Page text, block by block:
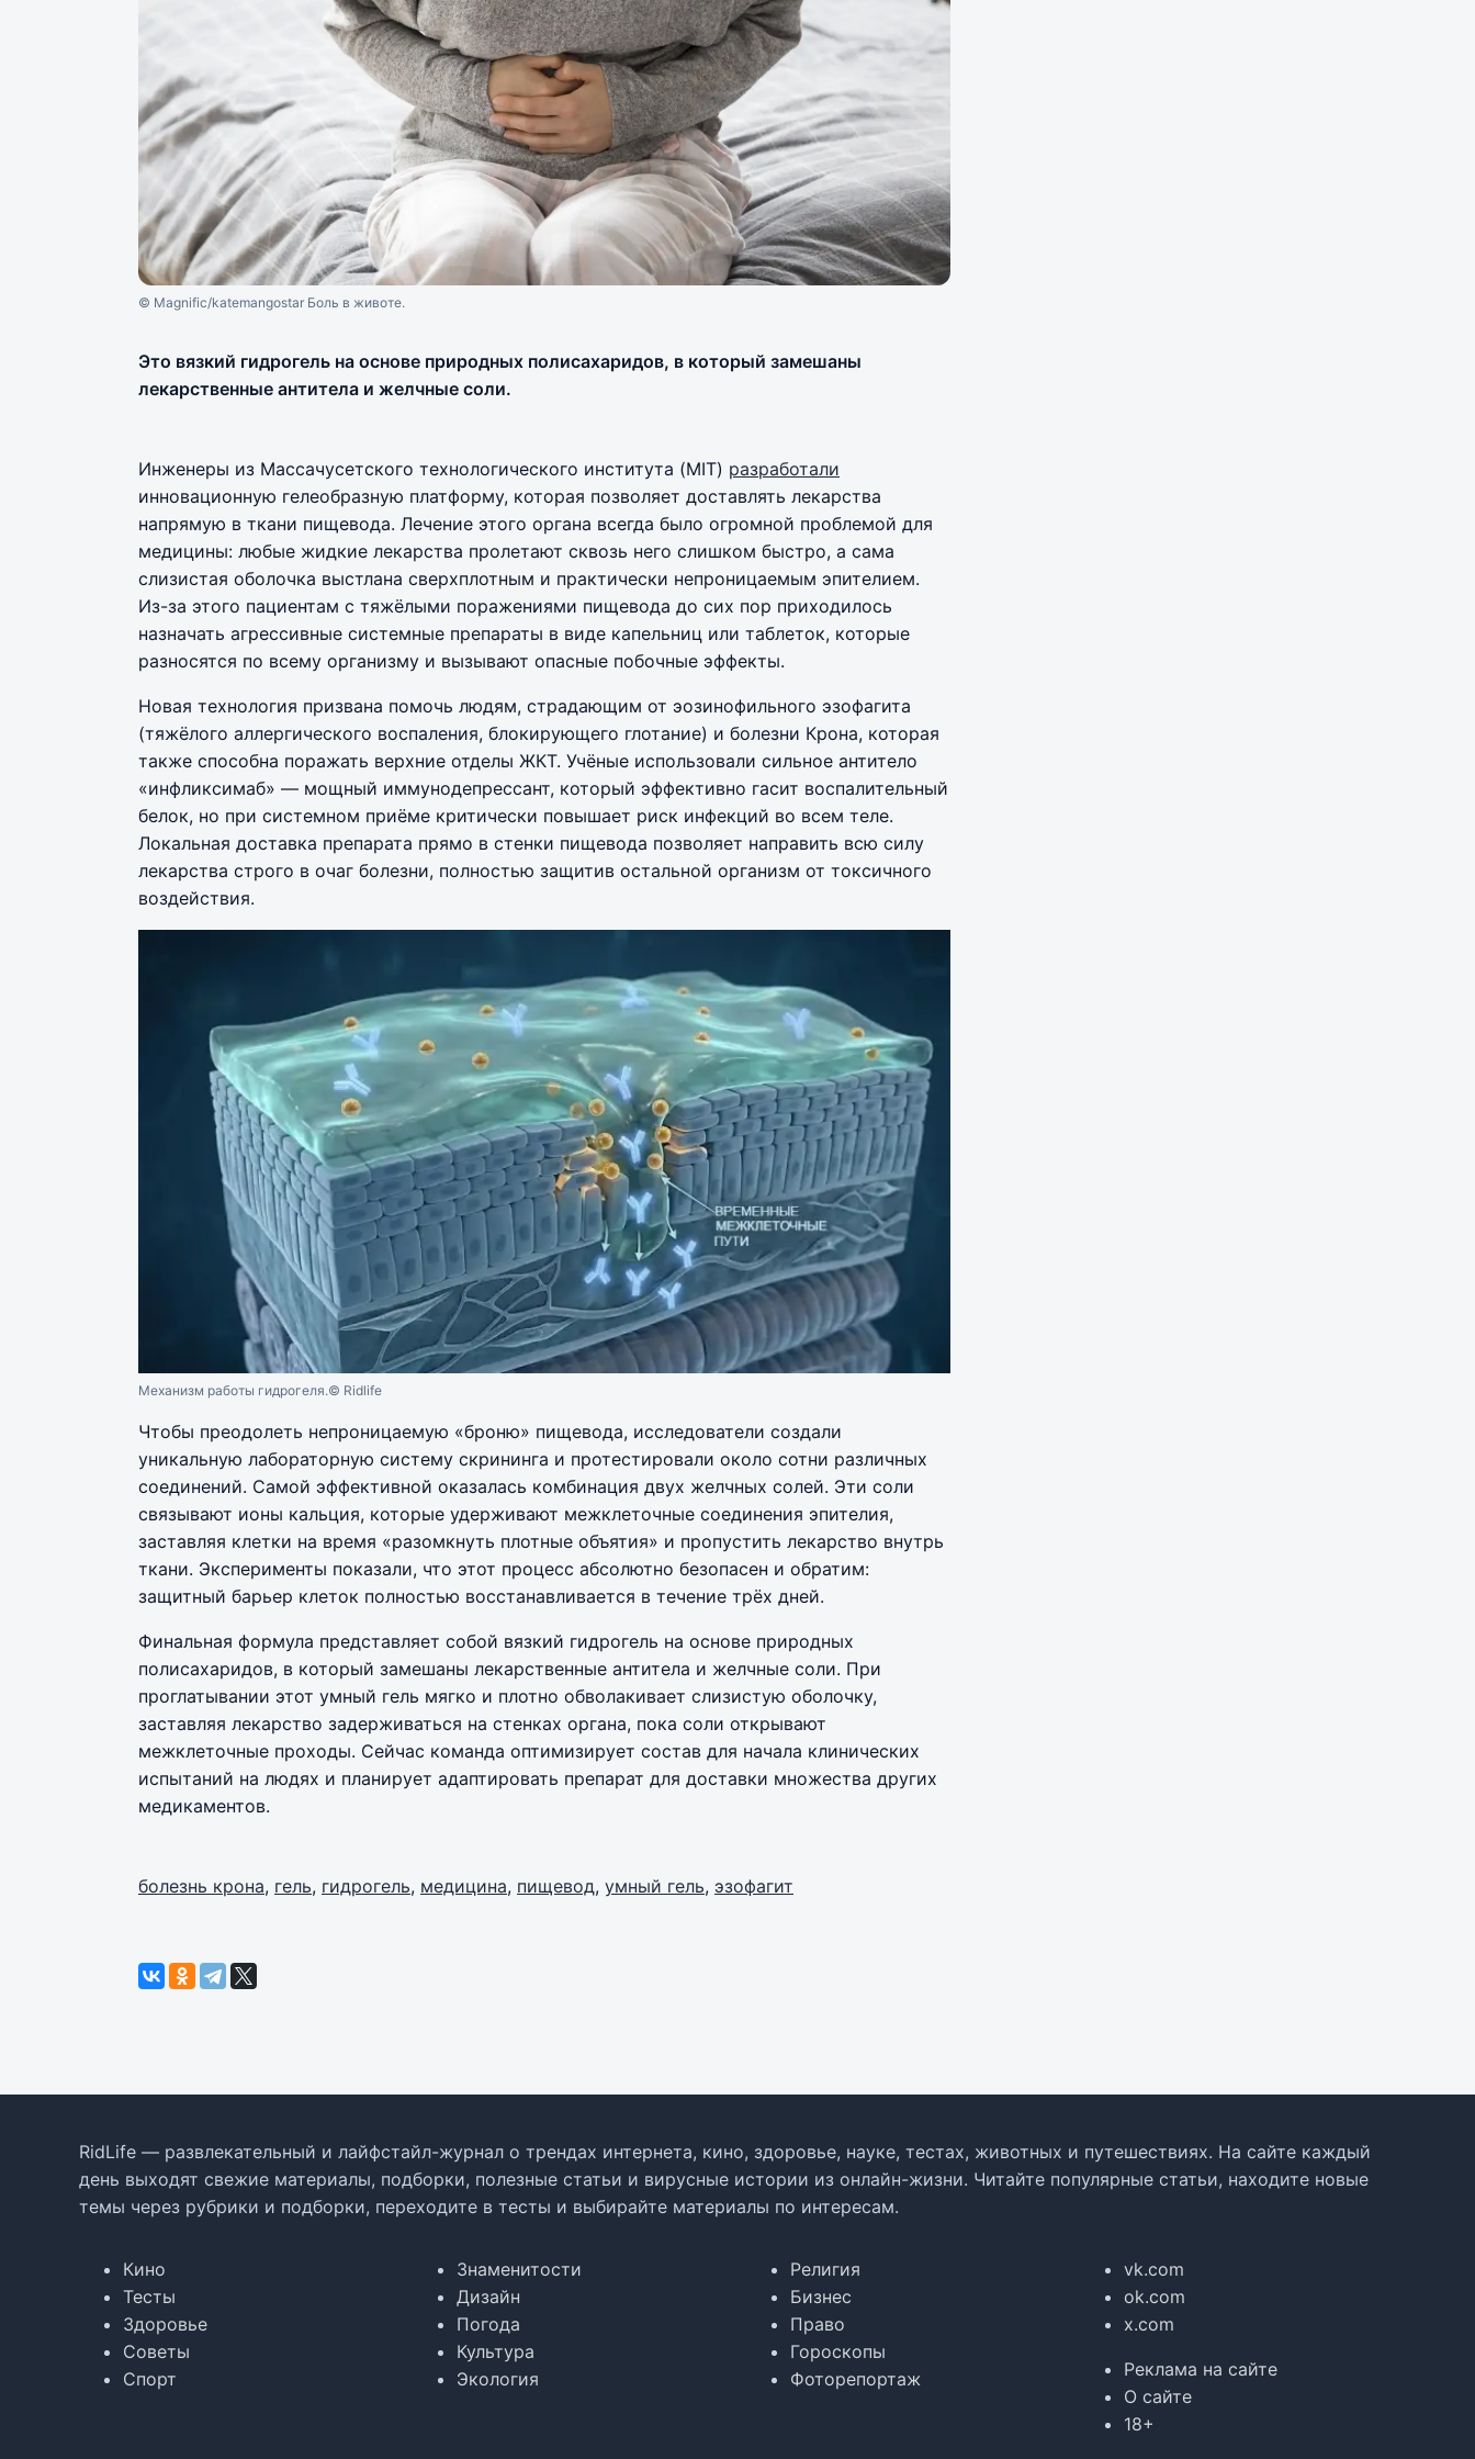
© Magnific/katemangostar Боль в животе.
Это вязкий гидрогель на основе природных полисахаридов, в который замешаны
лекарственные антитела и желчные соли.
Инженеры из Массачусетского технологического института (MIT) разработали
инновационную гелеобразную платформу, которая позволяет доставлять лекарства
напрямую в ткани пищевода. Лечение этого органа всегда было огромной проблемой для
медицины: любые жидкие лекарства пролетают сквозь него слишком быстро, а сама
слизистая оболочка выстлана сверхплотным и практически непроницаемым эпителием.
Из-за этого пациентам с тяжёлыми поражениями пищевода до сих пор приходилось
назначать агрессивные системные препараты в виде капельниц или таблеток, которые
разносятся по всему организму и вызывают опасные побочные эффекты.
Новая технология призвана помочь людям, страдающим от эозинофильного эзофагита
(тяжёлого аллергического воспаления, блокирующего глотание) и болезни Крона, которая
также способна поражать верхние отделы ЖКТ. Учёные использовали сильное антитело
«инфликсимаб» — мощный иммунодепрессант, который эффективно гасит воспалительный
белок, но при системном приёме критически повышает риск инфекций во всем теле.
Локальная доставка препарата прямо в стенки пищевода позволяет направить всю силу
лекарства строго в очаг болезни, полностью защитив остальной организм от токсичного
воздействия.
Механизм работы гидрогеля.© Ridlife
Чтобы преодолеть непроницаемую «броню» пищевода, исследователи создали
уникальную лабораторную систему скрининга и протестировали около сотни различных
соединений. Самой эффективной оказалась комбинация двух желчных солей. Эти соли
связывают ионы кальция, которые удерживают межклеточные соединения эпителия,
заставляя клетки на время «разомкнуть плотные объятия» и пропустить лекарство внутрь
ткани. Эксперименты показали, что этот процесс абсолютно безопасен и обратим:
защитный барьер клеток полностью восстанавливается в течение трёх дней.
Финальная формула представляет собой вязкий гидрогель на основе природных
полисахаридов, в который замешаны лекарственные антитела и желчные соли. При
проглатывании этот умный гель мягко и плотно обволакивает слизистую оболочку,
заставляя лекарство задерживаться на стенках органа, пока соли открывают
межклеточные проходы. Сейчас команда оптимизирует состав для начала клинических
испытаний на людях и планирует адаптировать препарат для доставки множества других
медикаментов.
болезнь крона, гель, гидрогель, медицина, пищевод, умный гель, эзофагит
RidLife — развлекательный и лайфстайл-журнал о трендах интернета, кино, здоровье, науке, тестах, животных и путешествиях. На сайте каждый
день выходят свежие материалы, подборки, полезные статьи и вирусные истории из онлайн-жизни. Читайте популярные статьи, находите новые
темы через рубрики и подборки, переходите в тесты и выбирайте материалы по интересам.
Кино
Тесты
Здоровье
Советы
Спорт
Знаменитости
Дизайн
Погода
Культура
Экология
Религия
Бизнес
Право
Гороскопы
Фоторепортаж
vk.com
ok.com
x.com
Реклама на сайте
О сайте
18+